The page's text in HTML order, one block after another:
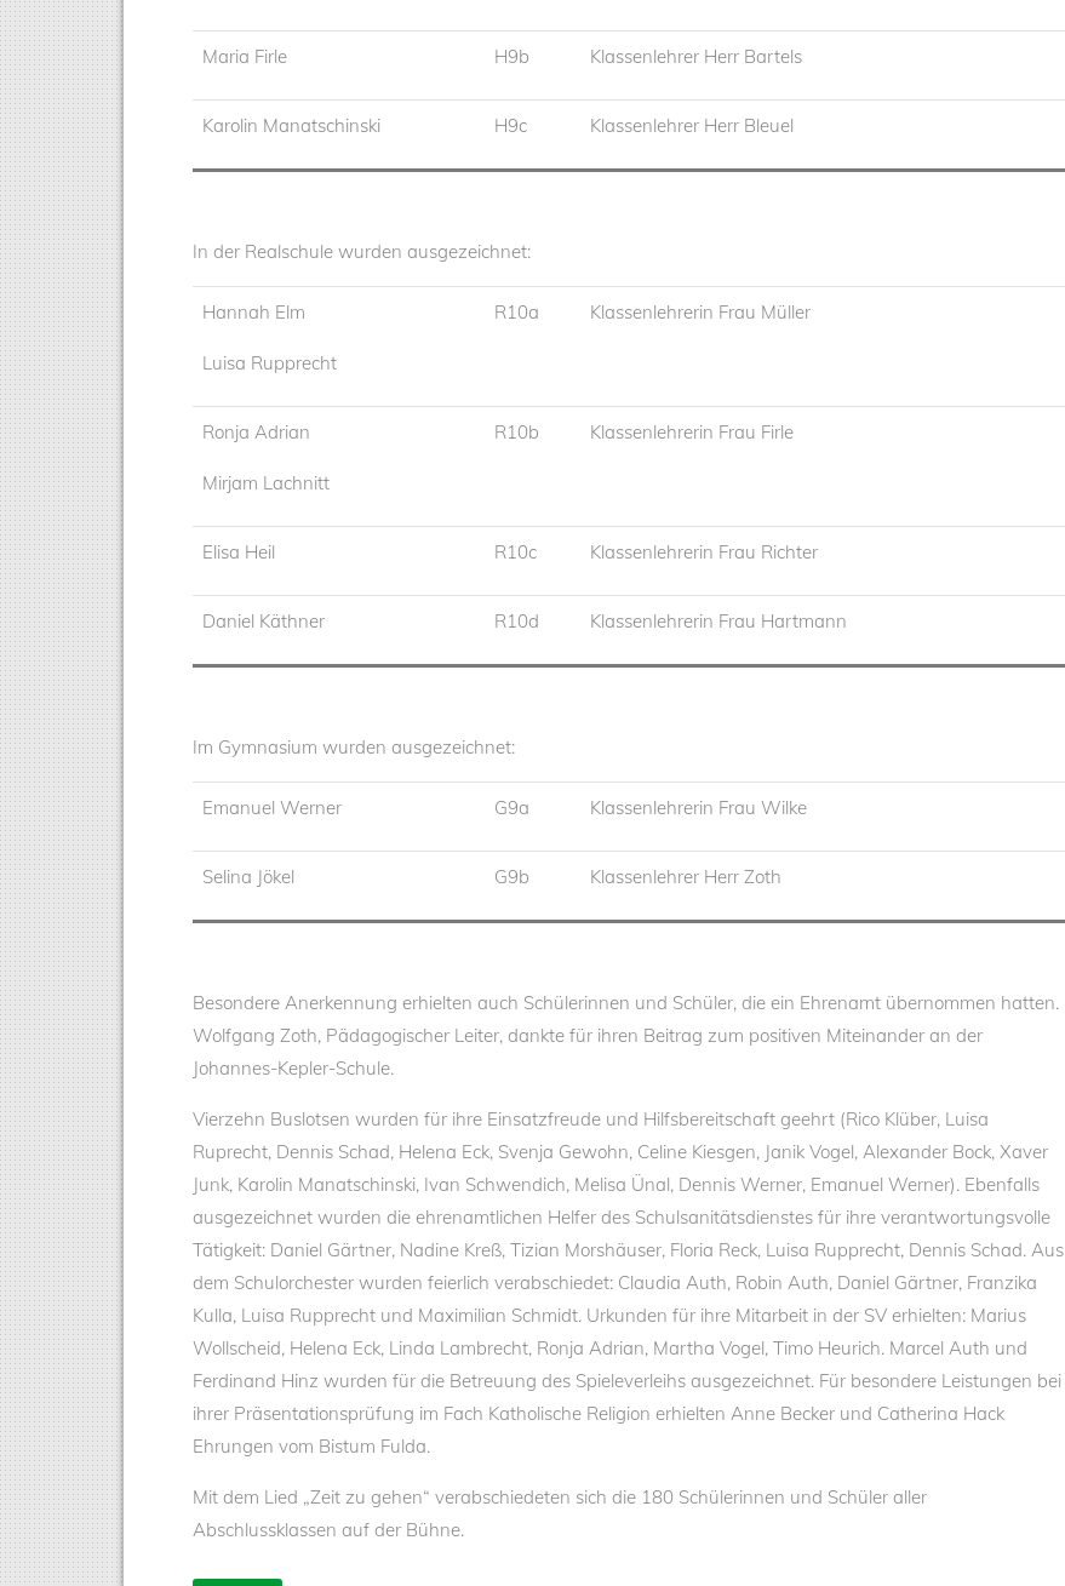
Maria Firle H9b Klassenlehrer Herr Bartels
Karolin Manatschinski H9c Klassenlehrer Herr Bleuel
In der Realschule wurden ausgezeichnet:
Hannah Elm
Luisa Rupprecht
R10a Klassenlehrerin Frau Müller
Ronja Adrian
Mirjam Lachnitt
R10b Klassenlehrerin Frau Firle
Elisa Heil R10c Klassenlehrerin Frau Richter
Daniel Käthner R10d Klassenlehrerin Frau Hartmann
Im Gymnasium wurden ausgezeichnet:
Emanuel Werner G9a Klassenlehrerin Frau Wilke
Selina Jökel G9b Klassenlehrer Herr Zoth
Besondere Anerkennung erhielten auch Schülerinnen und Schüler, die ein Ehrenamt übernommen hatten.
Wolfgang Zoth, Pädagogischer Leiter, dankte für ihren Beitrag zum positiven Miteinander an der
Johannes-Kepler-Schule.
Vierzehn Buslotsen wurden für ihre Einsatzfreude und Hilfsbereitschaft geehrt (Rico Klüber, Luisa
Ruprecht, Dennis Schad, Helena Eck, Svenja Gewohn, Celine Kiesgen, Janik Vogel, Alexander Bock, Xaver
Junk, Karolin Manatschinski, Ivan Schwendich, Melisa Ünal, Dennis Werner, Emanuel Werner). Ebenfalls
ausgezeichnet wurden die ehrenamtlichen Helfer des Schulsanitätsdienstes für ihre verantwortungsvolle
Tätigkeit: Daniel Gärtner, Nadine Kreß, Tizian Morshäuser, Floria Reck, Luisa Rupprecht, Dennis Schad. Aus
dem Schulorchester wurden feierlich verabschiedet: Claudia Auth, Robin Auth, Daniel Gärtner, Franzika
Kulla, Luisa Rupprecht und Maximilian Schmidt. Urkunden für ihre Mitarbeit in der SV erhielten: Marius
Wollscheid, Helena Eck, Linda Lambrecht, Ronja Adrian, Martha Vogel, Timo Heurich. Marcel Auth und
Ferdinand Hinz wurden für die Betreuung des Spieleverleihs ausgezeichnet. Für besondere Leistungen bei
ihrer Präsentationsprüfung im Fach Katholische Religion erhielten Anne Becker und Catherina Hack
Ehrungen vom Bistum Fulda.
Mit dem Lied „Zeit zu gehen“ verabschiedeten sich die 180 Schülerinnen und Schüler aller
Abschlussklassen auf der Bühne.